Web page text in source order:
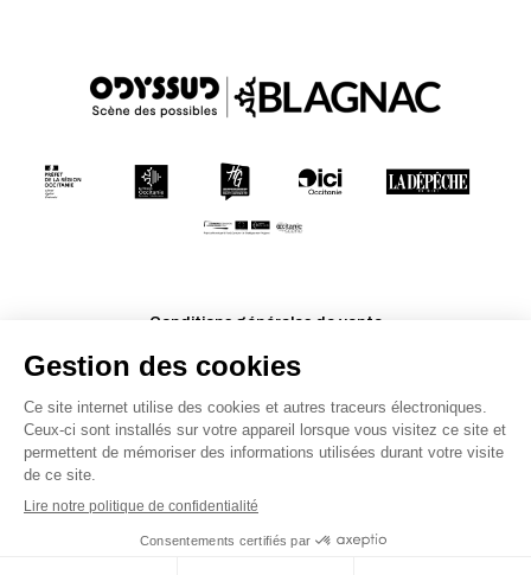
Conditions générales de vente
Mentions légales
Politique de confidentialité